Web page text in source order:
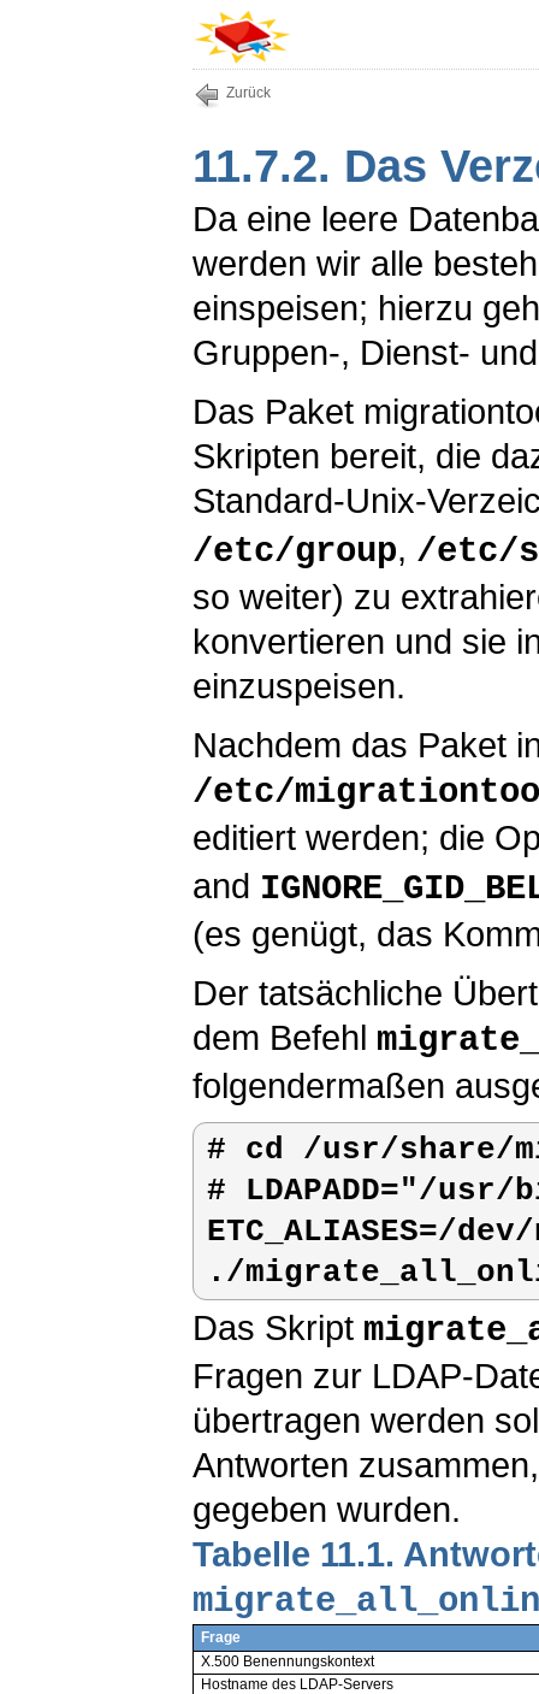
Zurück
11.7.2. Das
Da eine leere
werden wir alle
einspeisen; hierzu
Gruppen-, Dienst-
Das Paket
Skripten bereit, die
Standard-Unix-
/etc/group, /etc/
so weiter) zu
konvertieren und sie
einzuspeisen.
Nachdem das Paket
/etc/
editiert werden; die
and
(es genügt, das
Der tatsächliche
dem Befehl
folgendermaßen
# cd /usr/share/
# LDAPADD="/
ETC_ALIASES=/
./
Das Skript
Fragen zur LDAP-
übertragen werden
Antworten
gegeben wurden.
Tabelle 11.1.
Frage
X.500 Benennungskontext
Hostname des LDAP-Servers